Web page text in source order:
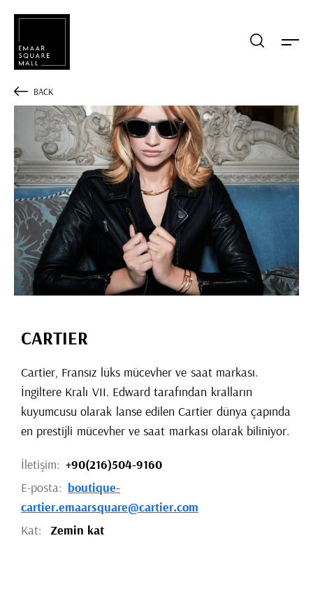
BACK
CARTIER
Cartier, Fransız lüks mücevher ve saat markası.
İngiltere Kralı VII. Edward tarafından kralların
kuyumcusu olarak lanse edilen Cartier dünya çapında
en prestijli mücevher ve saat markası olarak biliniyor.
İletişim: +90(216)504-9160
E-posta: boutique-
cartier.emaarsquare@cartier.com
Kat:
Zemin kat
Mağaza, restaurant, etkinlik arama
POPÜLER ARAMALAR
Alışveriş Lezzet Eğlence
Kampanyalar Etkinlik